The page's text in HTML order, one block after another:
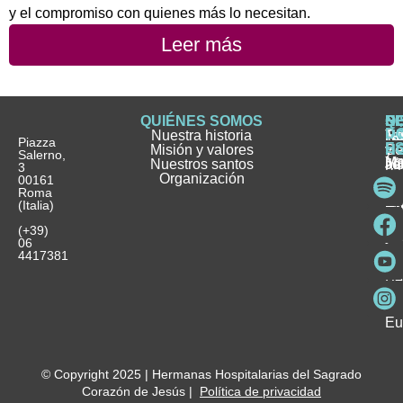
y el compromiso con quienes más lo necesitan.
Leer más
Piazza
Salerno,
3
00161
Roma
(Italia)
(+39)
06
4417381
QUIÉNES SOMOS
Nuestra historia
Misión y valores
Nuestros santos
Organización
e
y
y
© Copyright 2025 | Hermanas Hospitalarias del Sagrado
Corazón de Jesús | Política de privacidad